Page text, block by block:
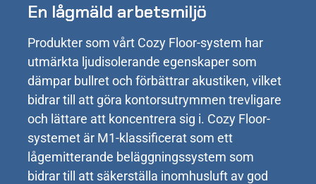
En lågmäld arbetsmiljö
Produkter som vårt Cozy Floor-system har
utmärkta ljudisolerande egenskaper som
dämpar bullret och förbättrar akustiken, vilket
bidrar till att göra kontorsutrymmen trevligare
och lättare att koncentrera sig i. Cozy Floor-
systemet är M1-klassificerat som ett
lågemitterande beläggningssystem som
bidrar till att säkerställa inomhusluft av god